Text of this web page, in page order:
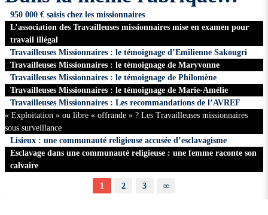
950 000 € saisis chez les missionnaires
L’association des Travailleuses missionnaires mise en examen pour
travail illégal
Travailleuses Missionnaires : le témoignage d’Emilienne Sakougri
Travailleuses Missionnaires : le témoignage de Maryvonne
Travailleuses Missionnaires : le témoignage de Philomène
Travailleuses Missionnaires : le témoignage de Marie-Amélie
Travailleuses Missionnaires : Les recommandations de l’AVREF
« Exploitation » ou libre « offrande » ? Les Travailleuses missionnaires
sous surveillance
Lisieux : une communauté religieuse accusée d’esclavagisme
Esclavage dans une communauté religieuse : une femme raconte son
calvaire
1 2 3 ∞